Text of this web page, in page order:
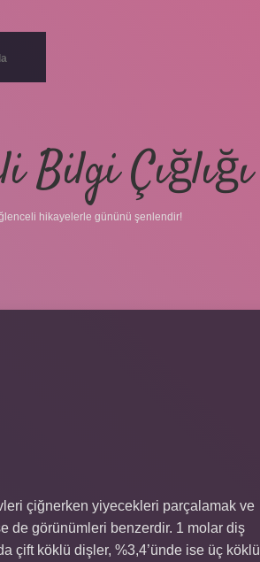
Bilgi Çığlığı
hikayelerle gününü şenlendir!
çiğnerken yiyecekleri parçalamak ve
de görünümleri benzerdir. 1 molar diş
çift köklü dişler, %3,4’ünde ise üç köklü